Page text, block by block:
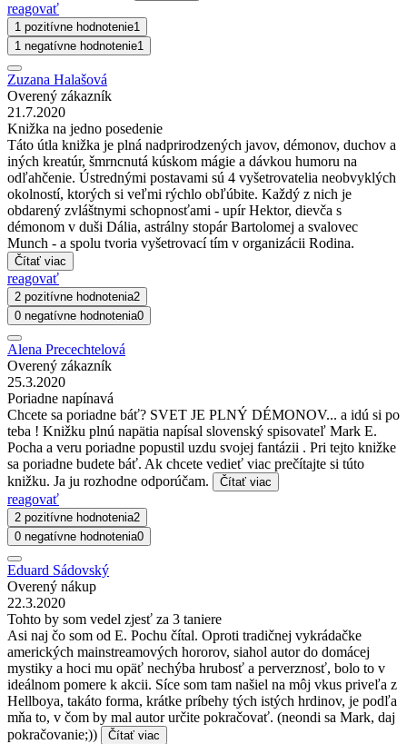
reagovať
1 pozitívne hodnotenie1
1 negatívne hodnotenie1
Zuzana Halašová
Overený zákazník
21.7.2020
Knižka na jedno posedenie
Táto útla knižka je plná nadprirodzených javov, démonov, duchov a
iných kreatúr, šmrncnutá kúskom mágie a dávkou humoru na
odľahčenie. Ústrednými postavami sú 4 vyšetrovatelia neobvyklých
okolností, ktorých si veľmi rýchlo obľúbite. Každý z nich je
obdarený zvláštnymi schopnosťami - upír Hektor, dievča s
démonom v duši Dália, astrálny stopár Bartolomej a svalovec
Munch - a spolu tvoria vyšetrovací tím v organizácii Rodina.
Čítať viac
reagovať
2 pozitívne hodnotenia2
0 negatívne hodnotenia0
Alena Precechtelová
Overený zákazník
25.3.2020
Poriadne napínavá
Chcete sa poriadne báť? SVET JE PLNÝ DÉMONOV... a idú si po
teba ! Knižku plnú napätia napísal slovenský spisovateľ Mark E.
Pocha a veru poriadne popustil uzdu svojej fantázii . Pri tejto knižke
sa poriadne budete báť. Ak chcete vedieť viac prečítajte si túto
knižku. Ja ju rozhodne odporúčam.
Čítať viac
reagovať
2 pozitívne hodnotenia2
0 negatívne hodnotenia0
Eduard Sádovský
Overený nákup
22.3.2020
Tohto by som vedel zjesť za 3 taniere
Asi naj čo som od E. Pochu čítal. Oproti tradičnej vykrádačke
amerických mainstreamových hororov, siahol autor do domácej
mystiky a hoci mu opäť nechýba hrubosť a perverznosť, bolo to v
ideálnom pomere k akcii. Síce som tam našiel na môj vkus priveľa z
Hellboya, takáto forma, krátke príbehy tých istých hrdinov, je podľa
mňa to, v čom by mal autor určite pokračovať. (neondi sa Mark, daj
pokračovanie;))
Čítať viac